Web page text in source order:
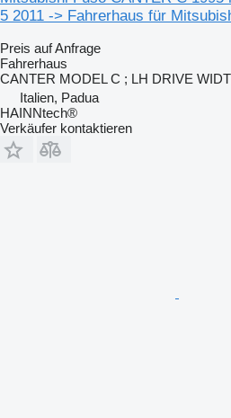
5 2011 -> Fahrerhaus für
Preis auf Anfrage
Fahrerhaus
CANTER MODEL C ; LH DRIVE
Italien, Padua
HAINNtech®
Verkäufer kontaktieren